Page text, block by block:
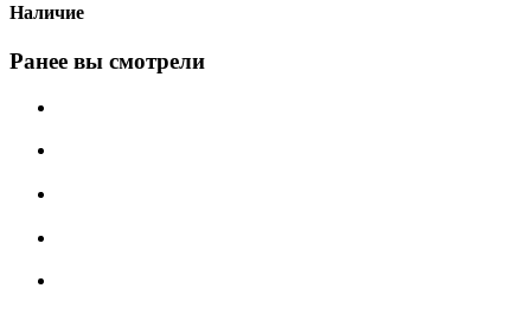
Наличие
Ранее вы смотрели